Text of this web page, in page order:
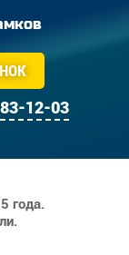
года.
12-03